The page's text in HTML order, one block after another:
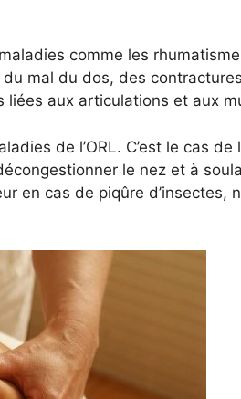
comme les
mal du dos, des
aux articulations et aux
de l’ORL. C’est le cas
le nez et à
en cas de piqûre d’insectes,